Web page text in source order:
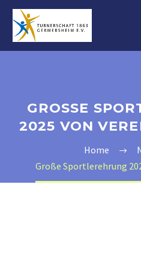
GROSSE
025 VON
Home
Große Sportlerehrung